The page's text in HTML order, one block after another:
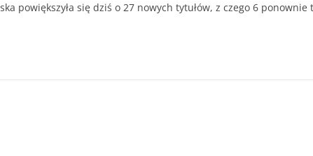
powiększyła się dziś o 27 nowych tytułów, z czego 6